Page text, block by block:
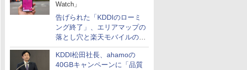
Watch」
告げられた「KDDIのローミ
ング終了」、エリアマップの
落とし穴と楽天モバイルの課
題
KDDI松田社長、ahamoの
40GBキャンペーンに「品質